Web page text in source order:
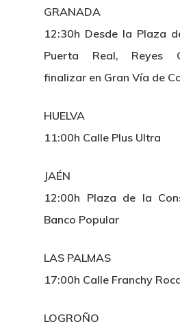
GRANADA
12:30h Desde la Plaza
Puerta Real, Reyes
finalizar en Gran Vía de
HUELVA
11:00h Calle Plus Ultra
JAÉN
12:00h Plaza de la
Banco Popular
LAS PALMAS
17:00h Calle Franchy
LOGROÑO